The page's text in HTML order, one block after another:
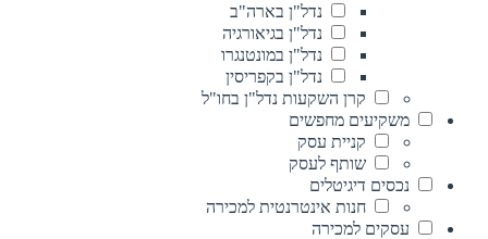
נדל"ן בארה"ב
נדל"ן בגיאורגיה
נדל"ן במונטנגרו
נדל"ן בקפריסין
קרן השקעות נדל"ן בחו"ל
משקיעים מחפשים
קניית עסק
שותף לעסק
נכסים דיגיטלים
חנות אינטרנטית למכירה
עסקים למכירה